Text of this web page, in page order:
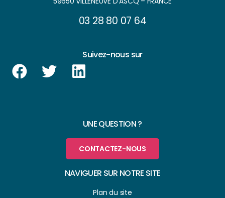
03 28 80 07 64
Suivez-nous sur
UNE QUESTION ?
CONTACTEZ-NOUS
NAVIGUER SUR NOTRE SITE
Plan du site